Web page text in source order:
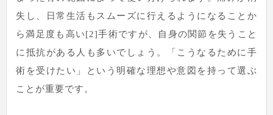
失し、日常生活もスムーズに行えるようになることか
ら満足度も高い[2]手術ですが、自身の関節を失うこと
に抵抗がある人も多いでしょう。「こうなるために手
術を受けたい」という明確な理想や意図を持って選ぶ
ことが重要です。